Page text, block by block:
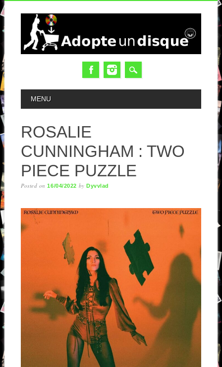
MAIN MENU
MENU
ROSALIE
CUNNINGHAM : TWO
PIECE PUZZLE
Posted on16/04/2022 byDyvvlad